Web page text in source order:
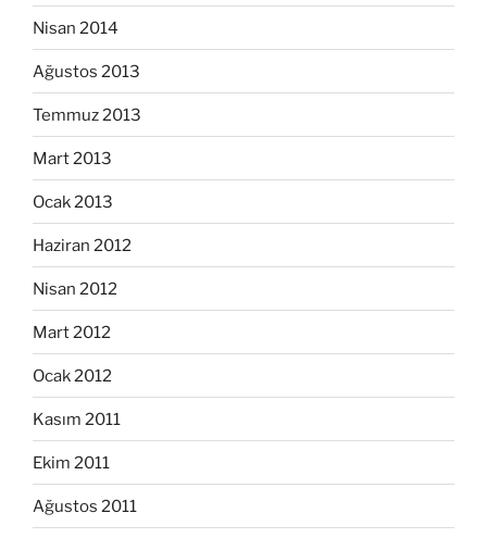
Nisan 2014
Ağustos 2013
Temmuz 2013
Mart 2013
Ocak 2013
Haziran 2012
Nisan 2012
Mart 2012
Ocak 2012
Kasım 2011
Ekim 2011
Ağustos 2011